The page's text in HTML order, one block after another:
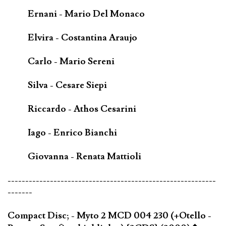
Ernani - Mario Del Monaco
Elvira - Costantina Araujo
Carlo - Mario Sereni
Silva - Cesare Siepi
Riccardo - Athos Cesarini
Iago - Enrico Bianchi
Giovanna - Renata Mattioli
-----------------------------------------------------------
-------
Compact Disc; - Myto 2 MCD 004 230 (+Otello -